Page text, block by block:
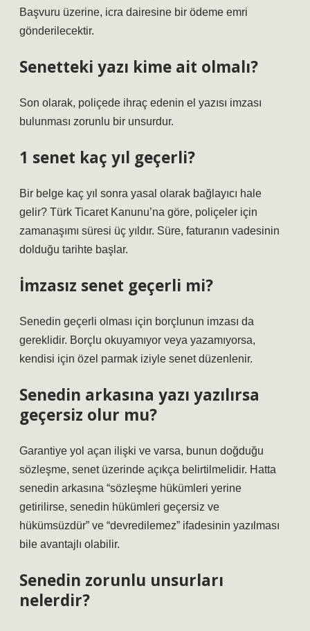
Başvuru üzerine, icra dairesine bir ödeme emri
gönderilecektir.
Senetteki yazı kime ait olmalı?
Son olarak, poliçede ihraç edenin el yazısı imzası
bulunması zorunlu bir unsurdur.
1 senet kaç yıl geçerli?
Bir belge kaç yıl sonra yasal olarak bağlayıcı hale
gelir? Türk Ticaret Kanunu’na göre, poliçeler için
zamanaşımı süresi üç yıldır. Süre, faturanın vadesinin
dolduğu tarihte başlar.
İmzasız senet geçerli mi?
Senedin geçerli olması için borçlunun imzası da
gereklidir. Borçlu okuyamıyor veya yazamıyorsa,
kendisi için özel parmak iziyle senet düzenlenir.
Senedin arkasına yazı yazılırsa
geçersiz olur mu?
Garantiye yol açan ilişki ve varsa, bunun doğduğu
sözleşme, senet üzerinde açıkça belirtilmelidir. Hatta
senedin arkasına “sözleşme hükümleri yerine
getirilirse, senedin hükümleri geçersiz ve
hükümsüzdür” ve “devredilemez” ifadesinin yazılması
bile avantajlı olabilir.
Senedin zorunlu unsurları
nelerdir?